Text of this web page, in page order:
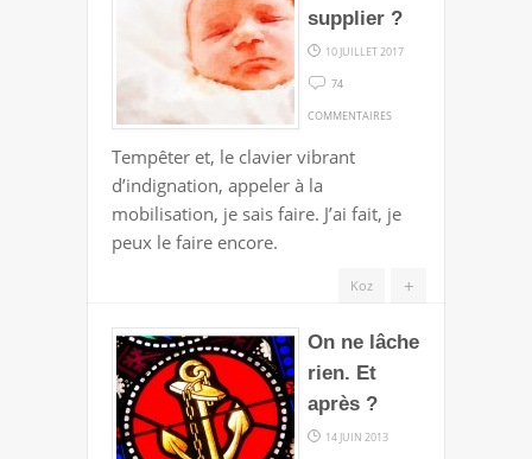
supplier ?
10 JUILLET 2017
74
COMMENTAIRES
FAUDRAIT-
SUPPLIER
Tempêter et, le clavier vibrant
d’indignation, appeler à la
mobilisation, je sais faire. J’ai fait, je
peux le faire encore.
+
Koz
On ne lâche
rien. Et
après ?
14 JUIN 2013